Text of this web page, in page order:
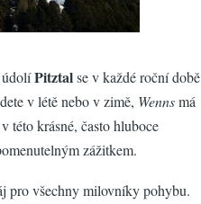
údolíPitztalse v každé roční době
v létě nebo v zimě, Wennsmá
této krásné, často hluboce
zážitkem.
pro všechny milovníky pohybu.